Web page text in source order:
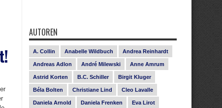
AUTOREN
A. Collin Anabelle Wildbuch Andrea Reinhardt
Andreas Adlon André Milewski Anne Amrum
Astrid Korten B.C. Schiller Birgit Kluger
Béla Bolten Christiane Lind Cleo Lavalle
Daniela Arnold Daniela Frenken Eva Lirot